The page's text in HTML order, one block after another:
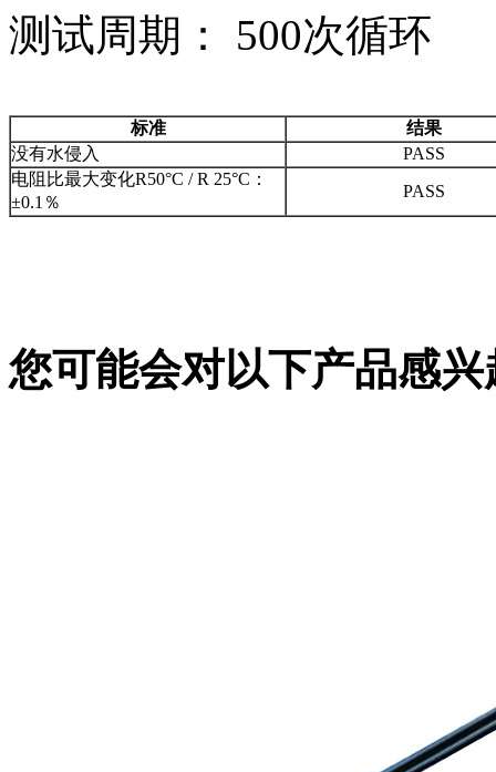
测试周期： 500次循环
标准
结果
没有水侵入
PASS
电阻比最大变化R50°C / R 25°C：
±0.1％
PASS
您可能会对以下产品感兴